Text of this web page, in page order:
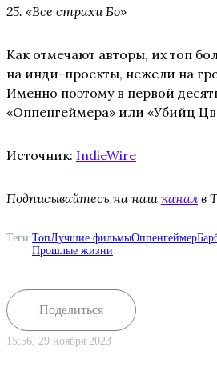
25. «Все страхи Бо»
Как отмечают авторы, их топ
на инди-проекты, нежели на
Именно поэтому в первой
«Оппенгеймера» или «Убийц
Источник: IndieWire
Подписывайтесь на наш канал в
Теги:ТопЛучшие фильмыОппенгеймер
Прошлые жизни
Поделиться
15:56, 29 ноября 2023